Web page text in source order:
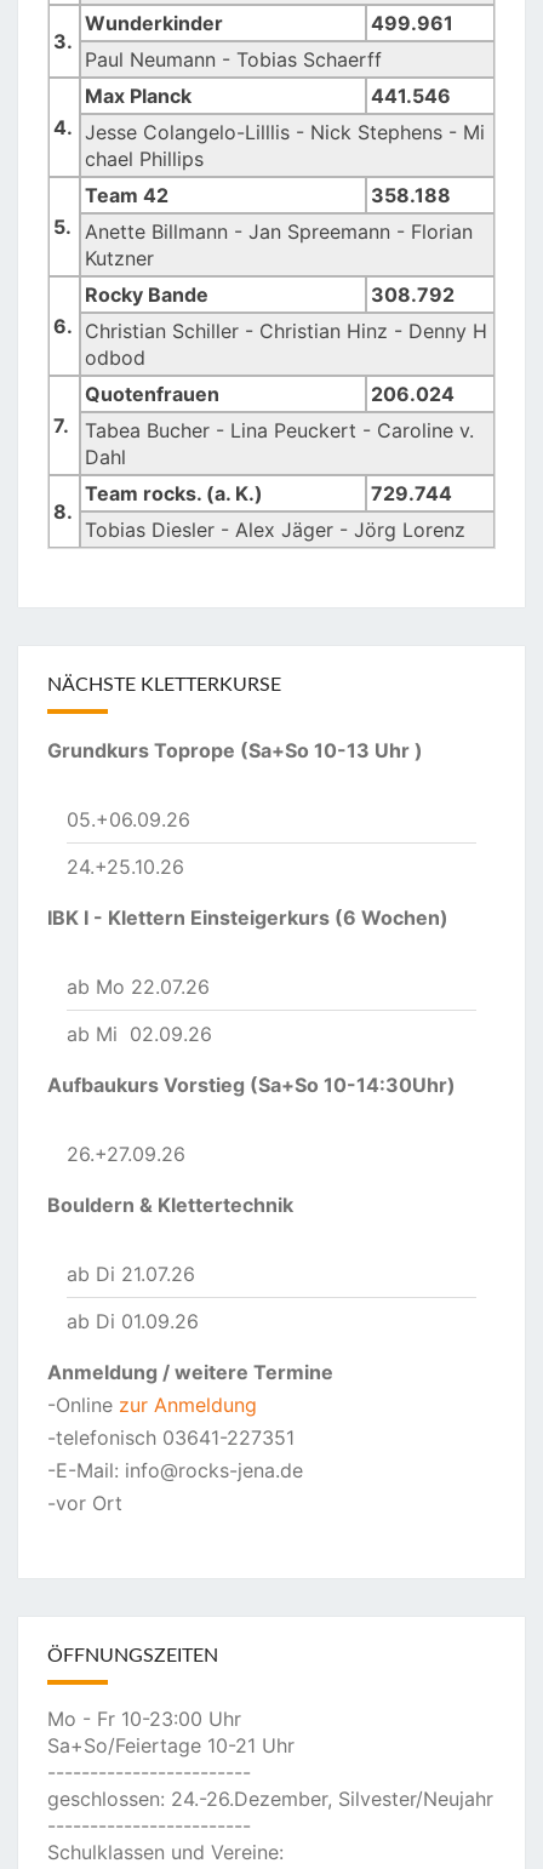
3.
Wunderkinder
499.961
Paul Neumann - Tobias Schaerff
4.
Max Planck
441.546
Jesse Colangelo-Lilllis - Nick Stephens - Mi
chael Phillips
5.
Team 42
358.188
Anette Billmann - Jan Spreemann - Florian
Kutzner
6.
Rocky Bande
308.792
Christian Schiller - Christian Hinz - Denny H
odbod
7.
Quotenfrauen
206.024
Tabea Bucher - Lina Peuckert - Caroline v.
Dahl
8.
Team rocks. (a. K.)
729.744
Tobias Diesler - Alex Jäger - Jörg Lorenz
NÄCHSTE KLETTERKURSE
Grundkurs Toprope (Sa+So 10-13 Uhr )
05.+06.09.26
24.+25.10.26
IBK I - Klettern Einsteigerkurs (6 Wochen)
ab Mo 22.07.26
ab Mi 02.09.26
Aufbaukurs Vorstieg (Sa+So 10-14:30Uhr)
26.+27.09.26
Bouldern & Klettertechnik
ab Di 21.07.26
ab Di 01.09.26
Anmeldung / weitere Termine
-Online zur Anmeldung
-telefonisch 03641-227351
-E-Mail: info@rocks-jena.de
-vor Ort
ÖFFNUNGSZEITEN
Mo - Fr 10-23:00 Uhr
Sa+So/Feiertage 10-21 Uhr
------------------------
geschlossen: 24.-26.Dezember, Silvester/Neujahr
------------------------
Schulklassen und Vereine: